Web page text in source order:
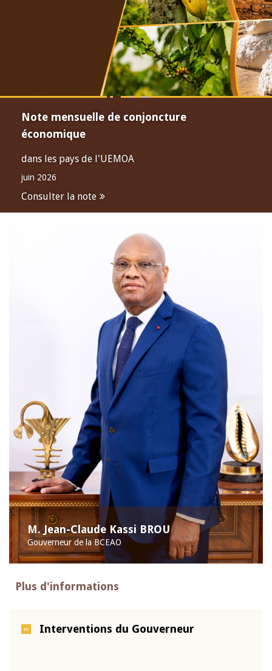
Note mensuelle de conjoncture
économique
dans les pays de l'UEMOA
juin 2026
Consulter la note
M. Jean-Claude Kassi BROU
Gouverneur de la BCEAO
Plus d'informations
Interventions du Gouverneur